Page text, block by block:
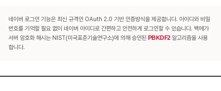
네이버 로그인 기능은 최신 규격인 OAuth 2.0 기반 인증방식을 제공합니다. 아이디와 비밀
번호를 기억할 필요 없이 네이버 아이디로 간편하고 안전하게 로그인할 수 있습니다. 백메가
서버 암호화 해시는 NIST(미국표준기술연구소)에 의해 승인된 PBKDF2알고리즘을 사용
합니다.